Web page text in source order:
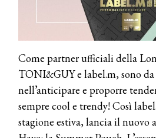
Come partner ufficiali della
TONI&GUY e label.m, sono
nell’anticipare e proporre
sempre cool e trendy! Così
stagione estiva, lancia il nuovo